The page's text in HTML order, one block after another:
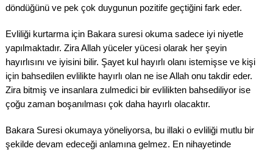
döndüğünü ve pek çok duygunun pozitife geçtiğini fark eder.
Evliliği kurtarma için Bakara suresi okuma sadece iyi niyetle
yapılmaktadır. Zira Allah yüceler yücesi olarak her şeyin
hayırlısını ve iyisini bilir. Şayet kul hayırlı olanı istemişse ve kişi
için bahsedilen evlilikte hayırlı olan ne ise Allah onu takdir eder.
Zira bitmiş ve insanlara zulmedici bir evlilikten bahsediliyor ise
çoğu zaman boşanılması çok daha hayırlı olacaktır.
Bakara Suresi okumaya yöneliyorsa, bu illaki o evliliği mutlu bir
şekilde devam edeceği anlamına gelmez. En nihayetinde